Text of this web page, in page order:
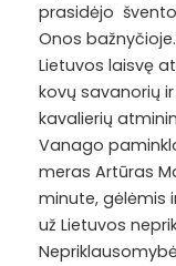
prasidėjo
Onos
Lietuvos laisvę
kovų savanorių ir
kavalierių
Vanago
meras Artūras
minute, gėlėmis
už Lietuvos